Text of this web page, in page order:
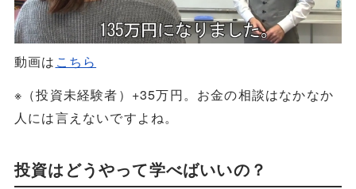
動画は こちら
※（投資未経験者）+35万円。お金の相談はなかなか
人には言えないですよね。
投資はどうやって学べばいいの？